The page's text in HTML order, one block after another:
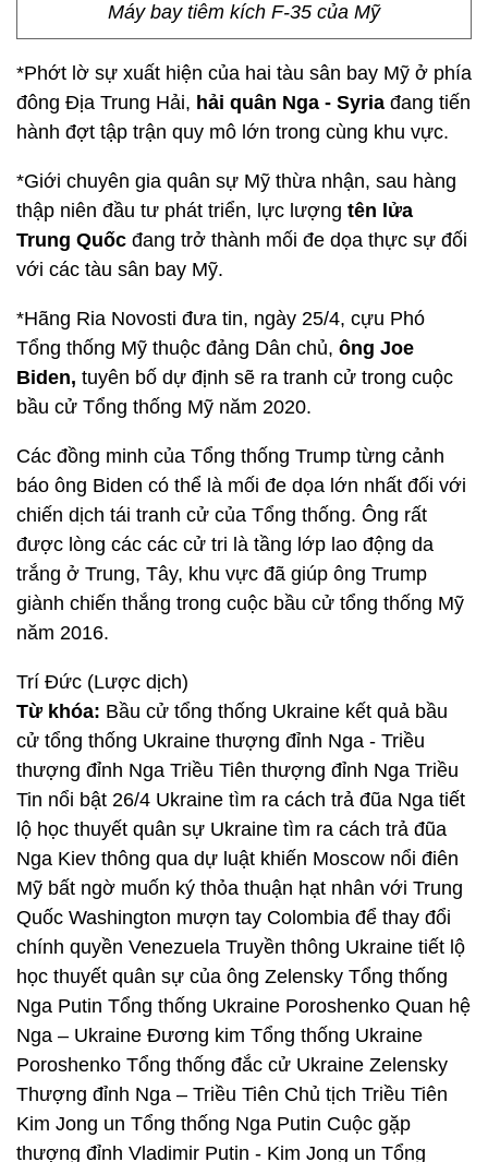
Máy bay tiêm kích F-35 của Mỹ
*Phớt lờ sự xuất hiện của hai tàu sân bay Mỹ ở phía
đông Địa Trung Hải, hải quân Nga - Syria đang tiến
hành đợt tập trận quy mô lớn trong cùng khu vực.
*Giới chuyên gia quân sự Mỹ thừa nhận, sau hàng
thập niên đầu tư phát triển, lực lượng tên lửa
Trung Quốc đang trở thành mối đe dọa thực sự đối
với các tàu sân bay Mỹ.
*Hãng Ria Novosti đưa tin, ngày 25/4, cựu Phó
Tổng thống Mỹ thuộc đảng Dân chủ, ông Joe
Biden, tuyên bố dự định sẽ ra tranh cử trong cuộc
bầu cử Tổng thống Mỹ năm 2020.
Các đồng minh của Tổng thống Trump từng cảnh
báo ông Biden có thể là mối đe dọa lớn nhất đối với
chiến dịch tái tranh cử của Tổng thống. Ông rất
được lòng các các cử tri là tầng lớp lao động da
trắng ở Trung, Tây, khu vực đã giúp ông Trump
giành chiến thắng trong cuộc bầu cử tổng thống Mỹ
năm 2016.
Trí Đức (Lược dịch)
Từ khóa: Bầu cử tổng thống Ukraine kết quả bầu
cử tổng thống Ukraine thượng đỉnh Nga - Triều
thượng đỉnh Nga Triều Tiên thượng đỉnh Nga Triều
Tin nổi bật 26/4 Ukraine tìm ra cách trả đũa Nga tiết
lộ học thuyết quân sự Ukraine tìm ra cách trả đũa
Nga Kiev thông qua dự luật khiến Moscow nổi điên
Mỹ bất ngờ muốn ký thỏa thuận hạt nhân với Trung
Quốc Washington mượn tay Colombia để thay đổi
chính quyền Venezuela Truyền thông Ukraine tiết lộ
học thuyết quân sự của ông Zelensky Tổng thống
Nga Putin Tổng thống Ukraine Poroshenko Quan hệ
Nga – Ukraine Đương kim Tổng thống Ukraine
Poroshenko Tổng thống đắc cử Ukraine Zelensky
Thượng đỉnh Nga – Triều Tiên Chủ tịch Triều Tiên
Kim Jong un Tổng thống Nga Putin Cuộc gặp
thượng đỉnh Vladimir Putin - Kim Jong un Tổng